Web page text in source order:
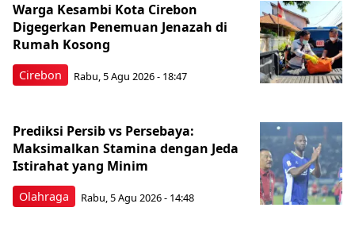
Cirebon
Warga Kesambi Kota Cirebon
Digegerkan Penemuan Jenazah di
Rumah Kosong
Rabu, 5 Agu 2026 - 18:47
Olahraga
Prediksi Persib vs Persebaya:
Maksimalkan Stamina dengan Jeda
Istirahat yang Minim
Rabu, 5 Agu 2026 - 14:48